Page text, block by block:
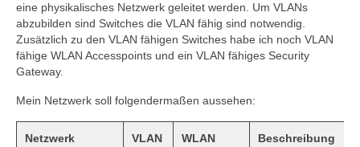
eine physikalisches Netzwerk geleitet werden. Um VLANs
abzubilden sind Switches die VLAN fähig sind notwendig.
Zusätzlich zu den VLAN fähigen Switches habe ich noch VLAN
fähige WLAN Accesspoints und ein VLAN fähiges Security
Gateway.
Mein Netzwerk soll folgendermaßen aussehen:
Netzwerk VLAN WLAN Beschreibung